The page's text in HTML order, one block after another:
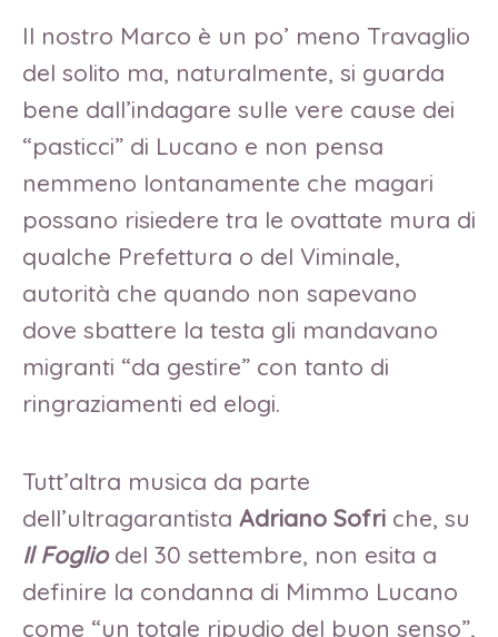
Il nostro Marco è un po’ meno Travaglio
del solito ma, naturalmente, si guarda
bene dall’indagare sulle vere cause dei
“pasticci” di Lucano e non pensa
nemmeno lontanamente che magari
possano risiedere tra le ovattate mura di
qualche Prefettura o del Viminale,
autorità che quando non sapevano
dove sbattere la testa gli mandavano
migranti “da gestire” con tanto di
ringraziamenti ed elogi.
Tutt’altra musica da parte
dell’ultragarantista Adriano Sofri che, su
Il Fogliodel 30 settembre, non esita a
definire la condanna di Mimmo Lucano
come “un totale ripudio del buon senso”,